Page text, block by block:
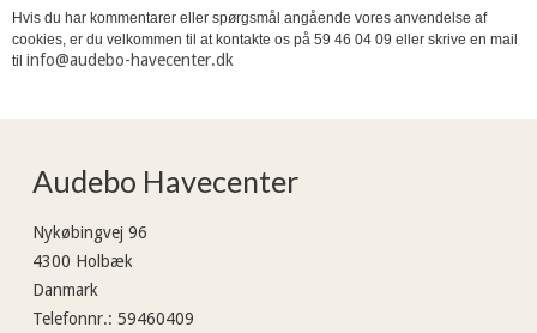
Hvis du har kommentarer eller spørgsmål angående vores anvendelse af
cookies, er du velkommen til at kontakte os på 59 46 04 09 eller skrive en mail
til info@audebo-havecenter.dk
Audebo Havecenter
Nykøbingvej 96
4300 Holbæk
Danmark
Telefonnr.: 59460409